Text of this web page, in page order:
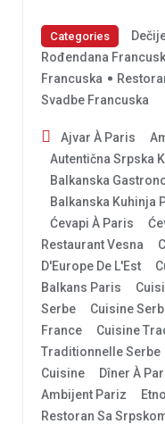
Categories
Rođendana
Francuska
Svadbe Francuska
Ajvar À Paris
Autentična Srpska
Balkanska
Balkanska Kuhinja
Ćevapi À Paris
Restaurant Vesna
D'Europe De L'Est
Balkans Paris
Serbe
Cuisine
France
Cuisine
Traditionnelle Serbe
Cuisine
Dîner À
Ambijent Pariz
Restoran Sa